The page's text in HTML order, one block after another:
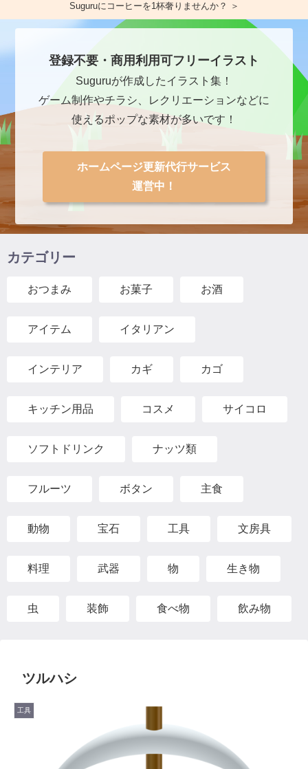
Suguruにコーヒーを1杯奢りませんか？ ＞
登録不要・商用利用可フリーイラスト
Suguruが作成したイラスト集！
ゲーム制作やチラシ、レクリエーションなどに
使えるポップな素材が多いです！
ホームページ更新代行サービス
運営中！
カテゴリー
おつまみ お菓子 お酒
アイテム イタリアン
インテリア カギ カゴ
キッチン用品 コスメ サイコロ
ソフトドリンク ナッツ類
フルーツ ボタン 主食
動物 宝石 工具 文房具
料理 武器 物 生き物
虫 装飾 食べ物 飲み物
ツルハシ
工具